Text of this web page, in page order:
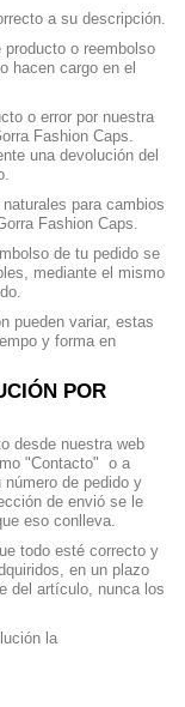
a su descripción.
o reembolso
hacen cargo en el
o error por nuestra
Fashion Caps.
una devolución del
para cambios
Fashion Caps.
de tu pedido se
mediante el mismo
pueden variar, estas
y forma en
POR
desde nuestra web
"Contacto" o a
de pedido y
de envió se le
eso conlleva.
todo esté correcto y
en un plazo
del artículo, nunca los
la